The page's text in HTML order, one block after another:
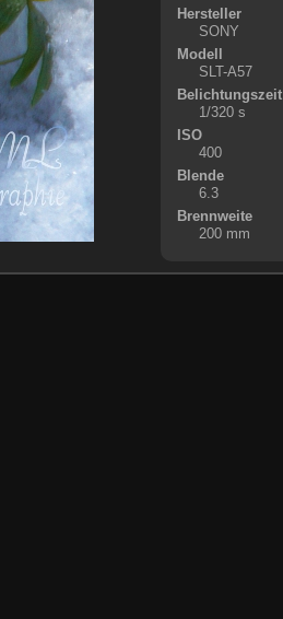
Hersteller
SONY
Modell
SLT-A57
Belichtungszeit
1/320 s
ISO
400
Blende
6.3
Brennweite
200 mm